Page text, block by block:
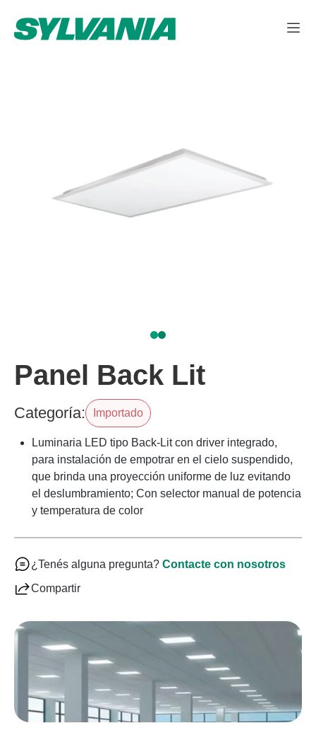
Panel Back Lit
Categoría: Importado
Luminaria LED tipo Back-Lit con driver integrado,
para instalación de empotrar en el cielo suspendido,
que brinda una proyección uniforme de luz evitando
el deslumbramiento; Con selector manual de potencia
y temperatura de color
¿Tenés alguna pregunta? Contacte con nosotros
Compartir